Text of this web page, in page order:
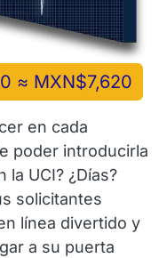
≈ MXN$7,620
en cada
poder introducirla
UCI? ¿Días?
solicitantes
línea divertido y
a su puerta